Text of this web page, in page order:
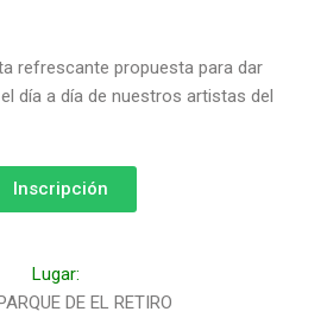
refrescante propuesta para dar
día a día de nuestros artistas del
Inscripción
Lugar:
DE EL RETIRO